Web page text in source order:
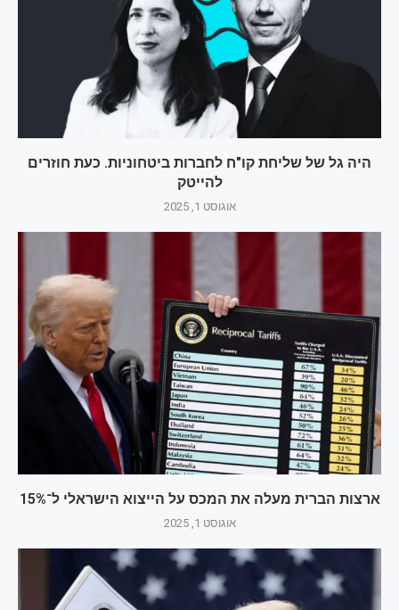
היה גל של שליחת קו"ח לחברות ביטחוניות. כעת חוזרים
להייטק
אוגוסט 1, 2025
ארצות הברית מעלה את המכס על הייצוא הישראלי ל־15%
אוגוסט 1, 2025